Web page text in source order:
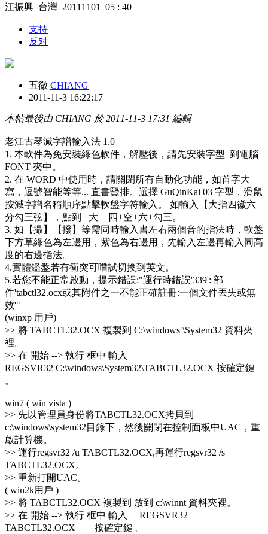
江振興 台灣 20111101 05 : 40
支持
反对
五徽 CHIANG
2011-11-3 16:22:17
本帖最後由 CHIANG 於 2011-11-3 17:31 編輯
老江古琴減字譜輸入法 1.0
1. 本軟件為免安裝綠色軟件，解壓後，請先安裝字型 到電腦
FONT 夾中。
2. 在 WORD 中使用時，請關閉所有自動化功能，如首字大
寫，逗號智能等等... 直書豎排。選擇 GuQinKai 03 字型，滑鼠
按減字譜名稱順序點擊軟盤字符輸入。 如輸入【大指四徽六
分勾三弦】，點到 大 + 四+空+六+勾三。
3. 如【撮】【撥】等需同時輸入書左右兩個音的指法時，軟盤
下方草綠色為左邊用，紫色為右邊用，先輸入左邊再輸入同高
度的右邊指法。
4.實體鑑盤若有衝突可嚐試切換到英文。
5.若您不能正常啟動，提示錯誤:"運行時錯誤'339': 部
件'tabctl32.ocx或其附件之一不能正確註冊:一個文件丟失或無
效'"
(winxp 用戶)
>> 將 TABCTL32.OCX 複製到 C:\windows \System32 資料夾
裡。
>> 在 開始 --> 執行 框中 輸入
REGSVR32 C:\windows\System32\TABCTL32.OCX 按確定鍵
。
win7 ( win vista )
>> 先以管理員身份將TABCTL32.OCX拷貝到
c:\windows\system32目錄下，然後關閉在控制面板中UAC，重
啟計算機。
>> 運行regsvr32 /u TABCTL32.OCX,再運行regsvr32 /s
TABCTL32.OCX。
>> 重新打開UAC。
( win2k用戶 )
>> 將 TABCTL32.OCX 複製到 放到 c:\winnt 資料夾裡。
>> 在 開始 --> 執行 框中 輸入 REGSVR32
TABCTL32.OCX 按確定鍵 。